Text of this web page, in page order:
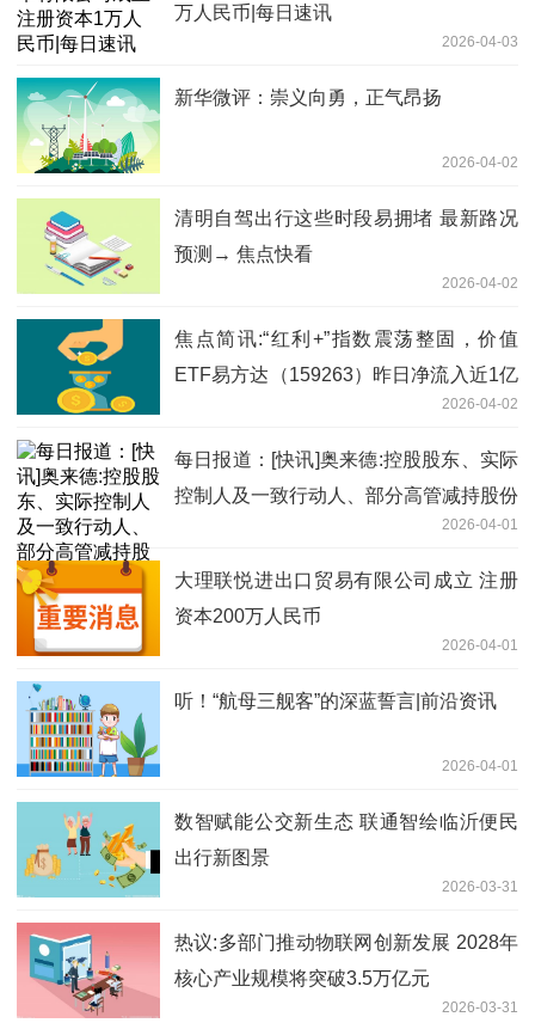
万人民币|每日速讯
2026-04-03
新华微评：崇义向勇，正气昂扬
2026-04-02
清明自驾出行这些时段易拥堵 最新路况
预测→ 焦点快看
2026-04-02
焦点简讯:“红利+”指数震荡整固，价值
ETF易方达（159263）昨日净流入近1亿
2026-04-02
每日报道：[快讯]奥来德:控股股东、实际
控制人及一致行动人、部分高管减持股份
2026-04-01
大理联悦进出口贸易有限公司成立 注册
资本200万人民币
2026-04-01
听！“航母三舰客”的深蓝誓言|前沿资讯
2026-04-01
数智赋能公交新生态 联通智绘临沂便民
出行新图景
2026-03-31
热议:多部门推动物联网创新发展 2028年
核心产业规模将突破3.5万亿元
2026-03-31